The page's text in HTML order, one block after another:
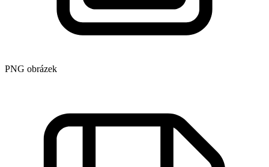
PNG obrázek